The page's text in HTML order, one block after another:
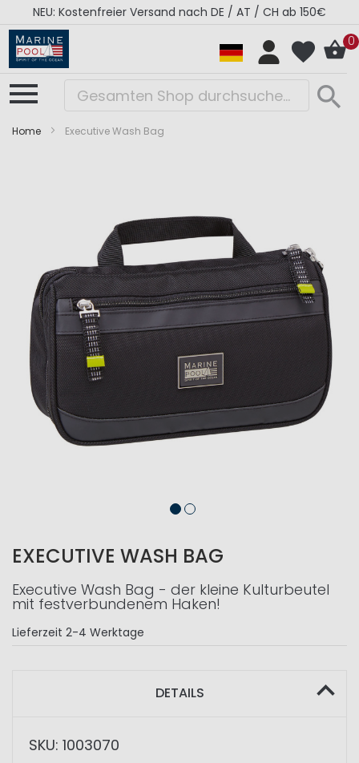
NEU: Kostenfreier Versand nach DE / AT / CH ab 150€
0
Home Executive Wash Bag
springen
springen
EXECUTIVE WASH BAG
Executive Wash Bag - der kleine Kulturbeutel
mit festverbundenem Haken!
Lieferzeit 2-4 Werktage
DETAILS
SKU: 1003070